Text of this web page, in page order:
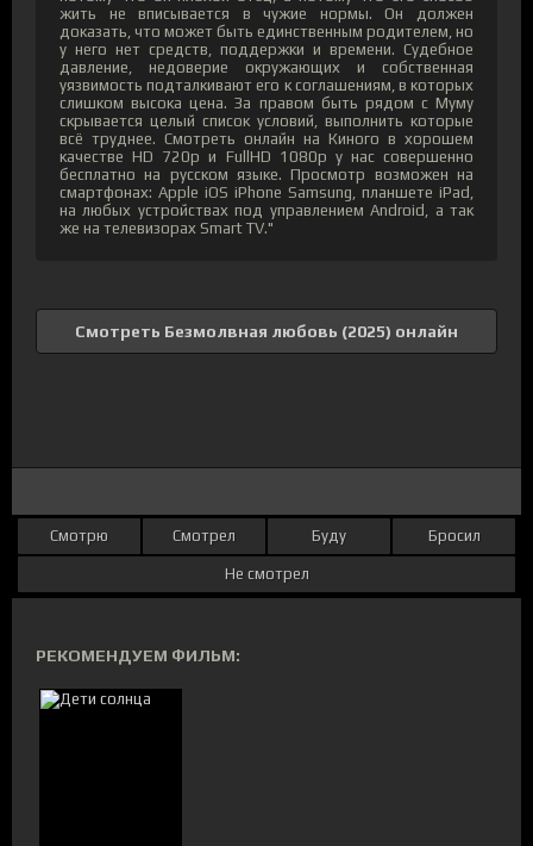
жить не вписывается в чужие нормы. Он должен
доказать, что может быть единственным родителем, но
у него нет средств, поддержки и времени. Судебное
давление, недоверие окружающих и собственная
уязвимость подталкивают его к соглашениям, в которых
слишком высока цена. За правом быть рядом с Муму
скрывается целый список условий, выполнить которые
всё труднее. Смотреть онлайн на Киного в хорошем
качестве HD 720p и FullHD 1080p у нас совершенно
бесплатно на русском языке. Просмотр возможен на
смартфонах: Apple iOS iPhone Samsung, планшете iPad,
на любых устройствах под управлением Android, а так
же на телевизорах Smart TV."
Смотреть Безмолвная любовь (2025) онлайн
Смотрю Смотрел Буду Бросил
Не смотрел
РЕКОМЕНДУЕМ ФИЛЬМ: